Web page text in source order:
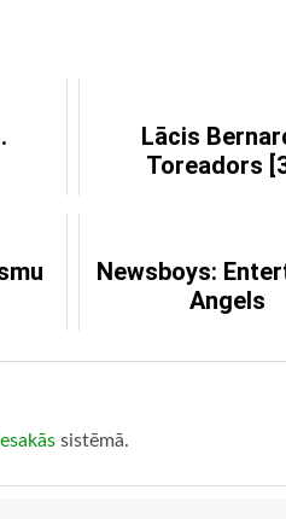
Lācis
Toreadors
Newsboys:
Angels
sistēmā.